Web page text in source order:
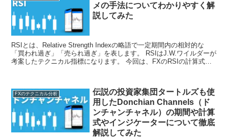
メの手法についてわかりやすく解
説してみた
RSIとは、Relative Strength Indexの略語で一定期間内の相対的な
「買われ過ぎ」「売られ過ぎ」を表します。 RSIはJ.W.ワイルダーが
考案したテクニカル指標になります。 今回は、FXのRSIの計算式・
FXのテクニカル分析
伝説の投資家集団タートルズも使
用したDonchian Channels（ド
ンチャンチャネル）の期間や計算
式やインジケーターについて徹底
解説してみた